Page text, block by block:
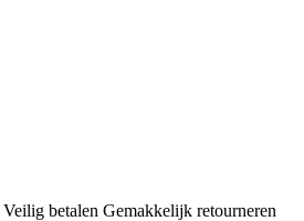
Veilig betalen Gemakkelijk retourneren